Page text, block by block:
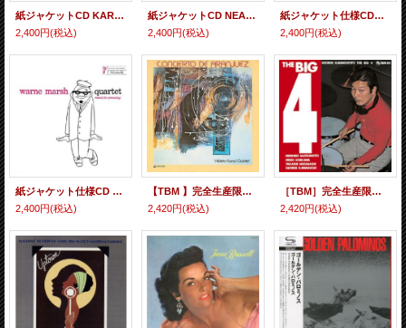
紙ジャケットCD KARIN KROG,STEVE KUHN TRIO カーリン・クローグ＆スティーヴ・キューン・トリオ / NEW YORK MOMMENTS ニューヨーク・モーメンツ
2,400円(税込)
紙ジャケットCD NEAL HEFTI ニール・ヘフティ / JAZZ POPS ジャズ・ポップス
2,400円(税込)
紙ジャケット仕様CD PAUL SMITH ポール・スミス / JAZZ BY THE SEA ジャズ・バイ・ザ・シー
2,400円(税込)
紙ジャケット仕様CD WARNE MARSH ウォーン・マーシュ / QUARTET カルテット
2,400円(税込)
【TBM 】完全生産限定(SUPER CD ハイブリット仕様)紙ジャケットCD 金井 英人グループ HIDETO KANAI GROUP / CONCIETRO DE ARANJUEZ アランフェス協奏曲
2,420円(税込)
［TBM］完全生産限定（SUPER CD ハイブリット仕様)CD ジョージ 川口とビッグ4 GEORGE KAWAGUCHI'S THE BIG 4 / THE BIG 4 ザ・ビッグ 4
2,420円(税込)